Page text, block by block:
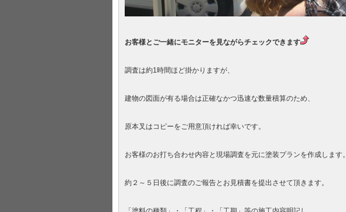
お客様とご一緒にモニターを見ながらチェックできます
調査は約1時間ほど掛かりますが、
建物の図面が有る場合は正確なかつ迅速な数量積算のため、
原本叉はコピーをご用意頂ければ幸いです。
お客様のお打ち合わせ内容と現場調査を元に塗装プランを作成します。
約２～５日後に調査のご報告とお見積書を提出させて頂きます。